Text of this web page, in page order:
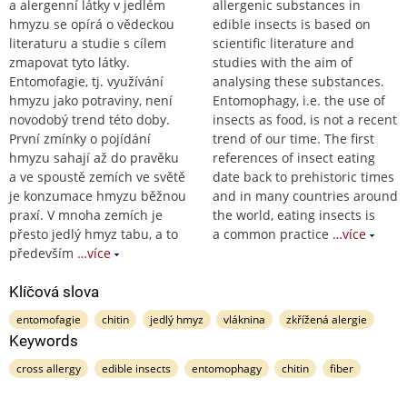
a alergenní látky v jedlém
hmyzu se opírá o vědeckou
literaturu a studie s cílem
zmapovat tyto látky.
Entomofagie, tj. využívání
hmyzu jako potraviny, není
novodobý trend této doby.
První zmínky o pojídání
hmyzu sahají až do pravěku
a ve spoustě zemích ve světě
je konzumace hmyzu běžnou
praxí. V mnoha zemích je
přesto jedlý hmyz tabu, a to
především …více
allergenic substances in
edible insects is based on
scientific literature and
studies with the aim of
analysing these substances.
Entomophagy, i.e. the use of
insects as food, is not a recent
trend of our time. The first
references of insect eating
date back to prehistoric times
and in many countries around
the world, eating insects is
a common practice …více
Klíčová slova
entomofagie chitin jedlý hmyz vláknina zkřížená alergie
Keywords
cross allergy edible insects entomophagy chitin fiber